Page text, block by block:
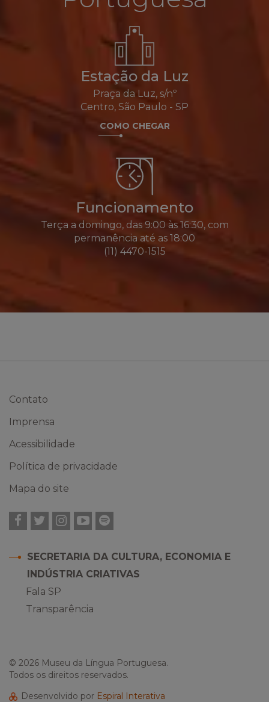
Estação da Luz
Praça da Luz, s/nº
Centro, São Paulo - SP
COMO CHEGAR
Funcionamento
Terça a domingo, das 9:00 às 16:30, com
permanência até as 18:00
(11) 4470-1515
Contato
Imprensa
Acessibilidade
Política de privacidade
Mapa do site
Facebook
Twitter
Instagram
YouTube
Spotify
SECRETARIA DA CULTURA, ECONOMIA E
INDÚSTRIA CRIATIVAS
Fala SP
Transparência
© 2026 Museu da Língua Portuguesa.
Todos os direitos reservados.
Desenvolvido por Espiral Interativa